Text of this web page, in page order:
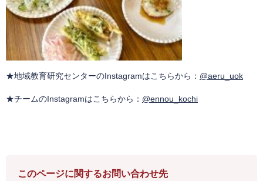
★地域教育研究センターのInstagramはこちらから： @aeru_uok
★チームのInstagramはこちらから： @ennou_kochi
このページに関するお問い合わせ先